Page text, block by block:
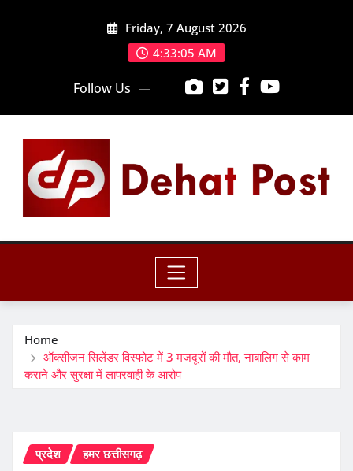
Friday, 7 August 2026
4:33:07 AM
Follow Us
Home
ऑक्सीजन सिलेंडर विस्फोट में 3 मजदूरों की मौत, नाबालिग से काम
कराने और सुरक्षा में लापरवाही के आरोप
प्रदेश हमर छत्तीसगढ़